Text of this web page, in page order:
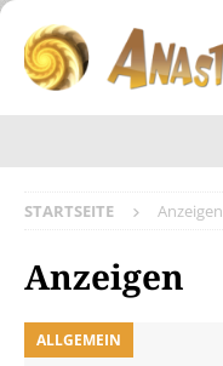
STARTSEITE Anzeigen
Anzeigen
ALLGEMEIN